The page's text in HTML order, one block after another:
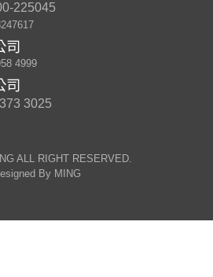
225045
司
4999
司
3025
ALL RIGHT RESERVED.
By MING